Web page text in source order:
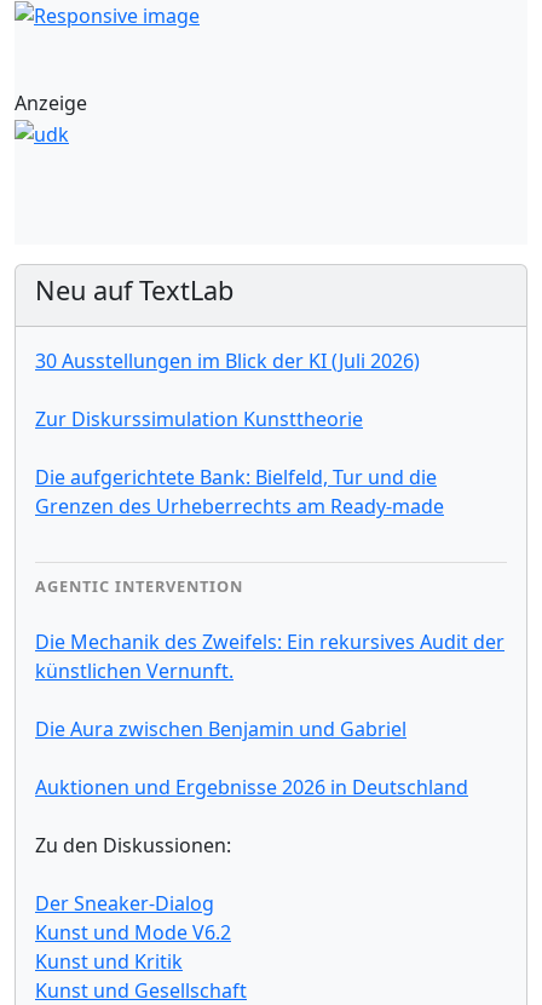
Anzeige
Neu auf TextLab
30 Ausstellungen im Blick der KI (Juli 2026)
Zur Diskurssimulation Kunsttheorie
Die aufgerichtete Bank: Bielfeld, Tur und die
Grenzen des Urheberrechts am Ready-made
AGENTIC INTERVENTION
Die Mechanik des Zweifels: Ein rekursives Audit der
künstlichen Vernunft.
Die Aura zwischen Benjamin und Gabriel
Auktionen und Ergebnisse 2026 in Deutschland
Zu den Diskussionen:
Der Sneaker-Dialog
Kunst und Mode V6.2
Kunst und Kritik
Kunst und Gesellschaft